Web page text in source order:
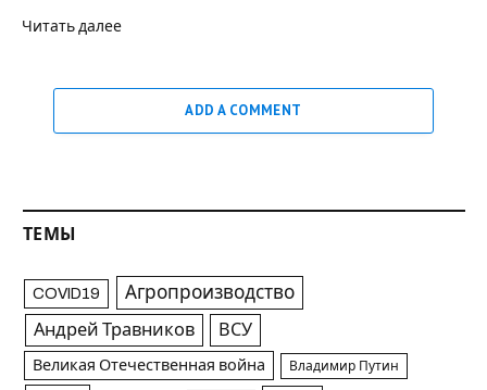
Читать далее
ADD A COMMENT
ТЕМЫ
COVID19 Агропроизводство
Андрей Травников ВСУ
Великая Отечественная война Владимир Путин